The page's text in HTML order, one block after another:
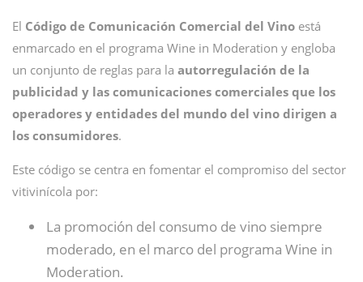
El Código de Comunicación Comercial del Vino está
enmarcado en el programa Wine in Moderation y engloba
un conjunto de reglas para la autorregulación de la
publicidad y las comunicaciones comerciales que los
operadores y entidades del mundo del vino dirigen a
los consumidores.
Este código se centra en fomentar el compromiso del sector
vitivinícola por:
La promoción del consumo de vino siempre
moderado, en el marco del programa Wine in
Moderation.